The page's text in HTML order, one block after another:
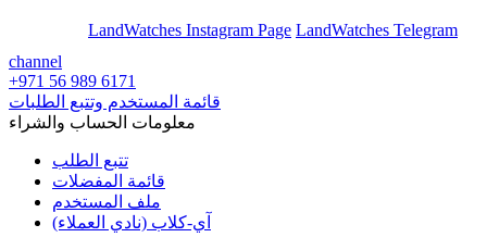
LandWatches Instagram Page LandWatches Telegram
channel
+971 56 989 6171
قائمة المستخدم وتتبع الطلبات
معلومات الحساب والشراء
تتبع الطلب
قائمة المفضلات
ملف المستخدم
آي-كلاب (نادي العملاء)